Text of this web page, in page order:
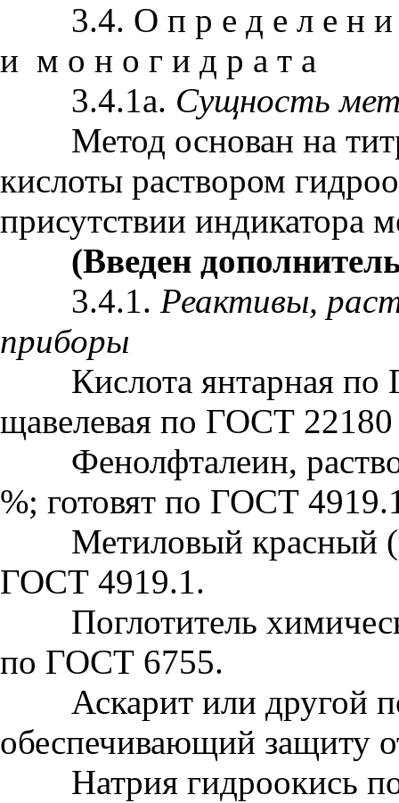
3.4. О п р е д е л е н и
и м о н о г и д р а т а
3.4.1а. Сущность
Метод основан на
кислоты раствором
присутствии индикатора
(Введен
3.4.1. Реактивы,
приборы
Кислота янтарная по
щавелевая по ГОСТ 22180
Фенолфталеин,
%; готовят по ГОСТ
Метиловый красный
ГОСТ 4919.1.
Поглотитель
по ГОСТ 6755.
Аскарит или другой
обеспечивающий защиту
Натрия гидроокись